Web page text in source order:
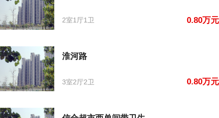
2室1厅1卫 0.80万元
淮河路
3室2厅2卫 0.80万元